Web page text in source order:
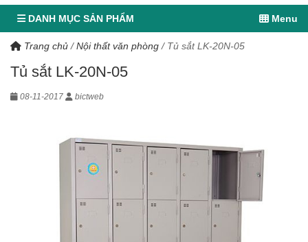
DANH MỤC SẢN PHẨM Menu
Trang chủ /Nội thất văn phòng / Tủ sắt LK-20N-05
Tủ sắt LK-20N-05
08-11-2017 bictweb